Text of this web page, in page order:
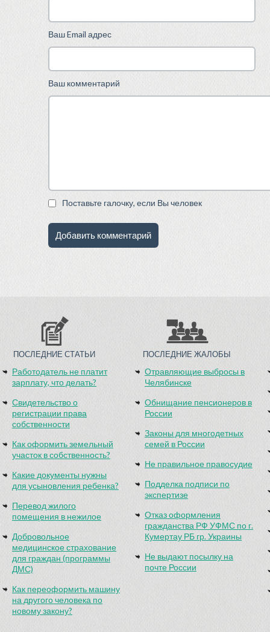
Ваш Email адрес
Ваш комментарий
Поставьте галочку, если Вы человек
ПОСЛЕДНИЕ СТАТЬИ
Работодатель не платит
зарплату, что делать?
Свидетельство о
регистрации права
собственности
Как оформить земельный
участок в собственность?
Какие документы нужны
для усыновления ребенка?
Перевод жилого
помещения в нежилое
Добровольное
медицинское страхование
для граждан (программы
ДМС)
Как переоформить машину
на другого человека по
новому закону?
ПОСЛЕДНИЕ ЖАЛОБЫ
Отравляющие выбросы в
Челябинске
Обнищание пенсионеров в
России
Законы для многодетных
семей в России
Не правильное правосудие
Подделка подписи по
экспертизе
Отказ оформления
гражданства РФ УФМС по г.
Кумертау РБ гр. Украины
Не выдают посылку на
почте России